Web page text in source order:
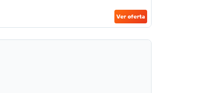
Ver oferta